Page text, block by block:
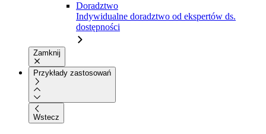
Doradztwo
Indywidualne doradztwo od ekspertów ds.
dostępności
Zamknij
Przykłady zastosowań
Wstecz